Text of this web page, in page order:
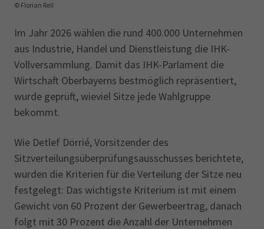
© Florian Reil
Im Jahr 2026 wählen die rund 400.000 Unternehmen
aus Industrie, Handel und Dienstleistung die IHK-
Vollversammlung. Damit das IHK-Parlament die
Wirtschaft Oberbayerns bestmöglich repräsentiert,
wurde geprüft, wieviel Sitze jede Wahlgruppe
bekommt.
Wie Detlef Dörrié, Vorsitzender des
Sitzverteilungsüberprüfungsausschusses berichtete,
wurden die Kriterien für die Verteilung der Sitze neu
festgelegt: Das wichtigste Kriterium ist mit einem
Gewicht von 60 Prozent der Gewerbeertrag, danach
folgt mit 30 Prozent die Anzahl der Unternehmen